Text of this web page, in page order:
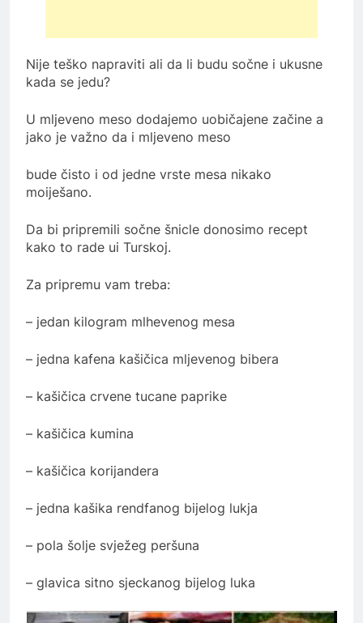
Nije teško napraviti ali da li budu sočne i ukusne
kada se jedu?
U mljeveno meso dodajemo uobičajene začine a
jako je važno da i mljeveno meso
bude čisto i od jedne vrste mesa nikako
moiješano.
Da bi pripremili sočne šnicle donosimo recept
kako to rade ui Turskoj.
Za pripremu vam treba:
– jedan kilogram mlhevenog mesa
– jedna kafena kašičica mljevenog bibera
– kašičica crvene tucane paprike
– kašičica kumina
– kašičica korijandera
– jedna kašika rendfanog bijelog lukja
– pola šolje svježeg peršuna
– glavica sitno sjeckanog bijelog luka